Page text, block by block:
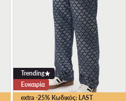
extra -25% Κωδικός: LAST
Trending
Ευκαιρία